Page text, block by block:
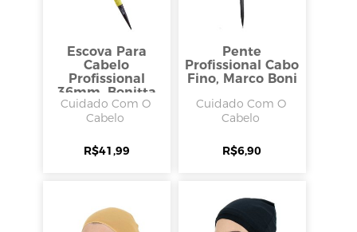
Escova Para
Cabelo
Profissional
36mm, Bonitta
Cuidado Com O
Cabelo
R$41,99
Pente
Profissional Cabo
Fino, Marco Boni
Cuidado Com O
Cabelo
R$6,90